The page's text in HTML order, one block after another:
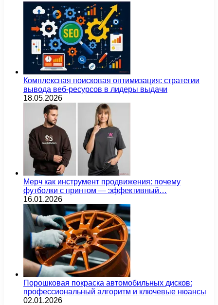
Комплексная поисковая оптимизация: стратегии
вывода веб-ресурсов в лидеры выдачи
18.05.2026
Мерч как инструмент продвижения: почему
футболки с принтом — эффективный…
16.01.2026
Порошковая покраска автомобильных дисков:
профессиональный алгоритм и ключевые нюансы
02.01.2026